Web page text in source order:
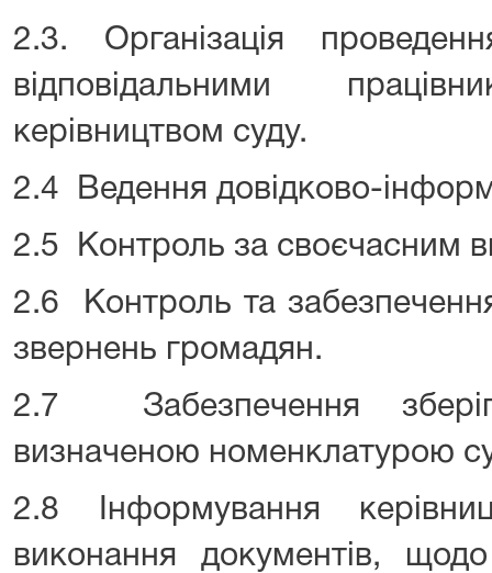
2.3. Організація
відповідальними
керівництвом суду.
2.4 Ведення довідково-
2.5 Контроль за своєчасним
2.6 Контроль та
звернень громадян.
2.7 Забезпечення
визначеною номенклатурою
2.8 Інформування
виконання документів, щодо